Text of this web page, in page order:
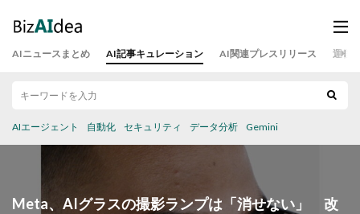
AIニュースまとめ AI記事キュレーション AI関連プレスリリース 運営
AIエージェント 自動化 セキュリティ データ分析 Gemini
Meta、AIグラスの撮影ランプは「消せない」 改